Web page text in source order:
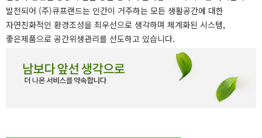
발전되어 (주)큐프랜드는 인간이 거주하는 모든 생활공간에 대한
자연친화적인 환경조성을 최우선으로 생각하며 체계화된 시스템,
좋은제품으로 공간위생관리를 선도하고 있습니다.